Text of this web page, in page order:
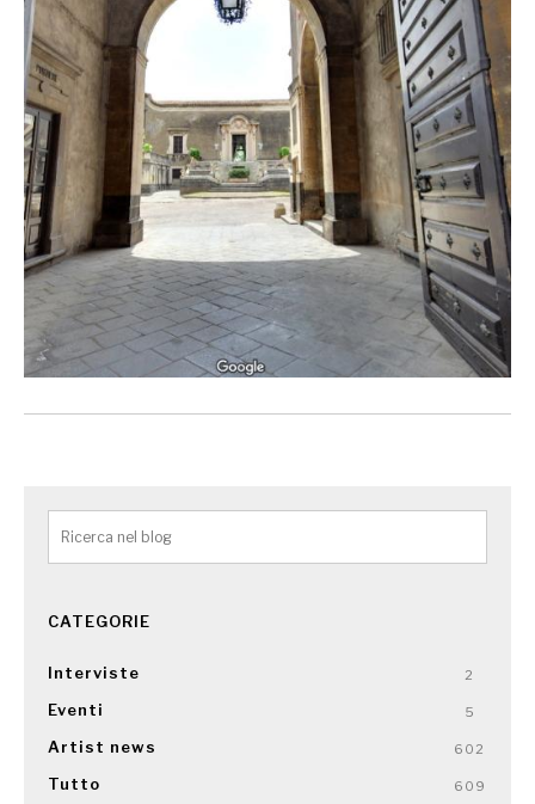
CATEGORIE
Interviste 2
Eventi 5
Artist news 602
Tutto 609